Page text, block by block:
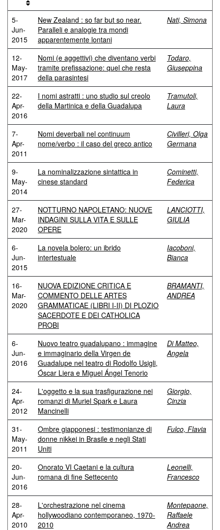
5-
Jun-
2015
New Zealand : so far but so near.
Paralleli e analogie tra mondi
apparentemente lontani
Nati, Simona
12-
May-
2017
Nomi (e aggettivi) che diventano verbi
tramite prefissazione: quel che resta
della parasintesi
Todaro,
Giuseppina
22-
Apr-
2016
I nomi astratti : uno studio sul creolo
della Martinica e della Guadalupa
Tramutoli,
Laura
7-
Apr-
2011
Nomi deverbali nel continuum
nome/verbo : il caso del greco antico
Civilleri, Olga
Germana
9-
May-
2014
La nominalizzazione sintattica in
cinese standard
Cominetti,
Federica
27-
Mar-
2020
NOTTURNO NAPOLETANO: NUOVE
INDAGINI SULLA VITA E SULLE
OPERE
LANCIOTTI,
GIULIA
6-
Jun-
2015
La novela bolero: un ibrido
intertestuale
Iacoboni,
Bianca
16-
Mar-
2020
NUOVA EDIZIONE CRITICA E
COMMENTO DELLE ARTES
GRAMMATICAE (LIBRI I-II) DI PLOZIO
SACERDOTE E DEI CATHOLICA
PROBI
BRAMANTI,
ANDREA
6-
Jun-
2016
Nuovo teatro guadalupano : immagine
e immaginario della Virgen de
Guadalupe nel teatro di Rodolfo Usigli,
Óscar Liera e Miguel Ángel Tenorio
Di Matteo,
Angela
24-
Apr-
2012
L'oggetto e la sua trasfigurazione nei
romanzi di Muriel Spark e Laura
Mancinelli
Giorgio,
Cinzia
31-
May-
2011
Ombre giapponesi : testimonianze di
donne nikkei in Brasile e negli Stati
Uniti
Fulco, Flavia
20-
Jun-
2016
Onorato VI Caetani e la cultura
romana di fine Settecento
Leonelli,
Francesco
28-
Apr-
2010
L'orchestrazione nel cinema
hollywoodiano contemporaneo, 1970-
2010
Montepaone,
Raffaele
Andrea